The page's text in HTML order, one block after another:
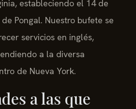
estableciendo el 14 de
Pongal. Nuestro bufete se
servicios en inglés,
a la diversa
de Nueva York.
a las que